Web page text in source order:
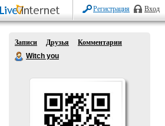
Регистрация Вход
Записи Друзья
Комментарии
Witch you